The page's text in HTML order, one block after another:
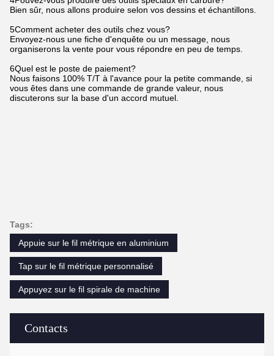
Contacts
Bien sûr, nous allons produire selon vos dessins et échantillons.
5Comment acheter des outils chez vous?
Envoyez-nous une fiche d'enquête ou un message, nous
organiserons la vente pour vous répondre en peu de temps.
6Quel est le poste de paiement?
Nous faisons 100% T/T à l'avance pour la petite commande, si
vous êtes dans une commande de grande valeur, nous
discuterons sur la base d'un accord mutuel.
Tags:
Appuie sur le fil métrique en aluminium
Tap sur le fil métrique personnalisé
Appuyez sur le fil spirale de machine